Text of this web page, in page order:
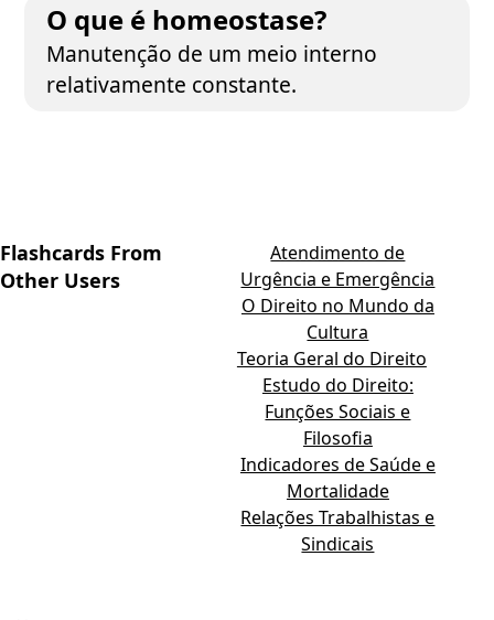
O que é homeostase?
Manutenção de um meio interno
relativamente constante.
Flashcards From
Other Users
Atendimento de
Urgência e Emergência
O Direito no Mundo da
Cultura
Teoria Geral do Direito
Estudo do Direito:
Funções Sociais e
Filosofia
Indicadores de Saúde e
Mortalidade
Relações Trabalhistas e
Sindicais